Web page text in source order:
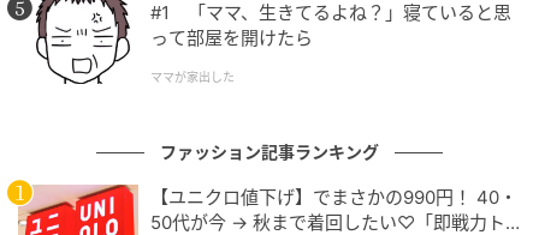
#1 「ママ、生きてるよね？」寝ていると思
って部屋を開けたら
ママが家出した
ファッション記事ランキング
【ユニクロ値下げ】でまさかの990円！ 40・
50代が今 → 秋まで着回したい♡「即戦力ト